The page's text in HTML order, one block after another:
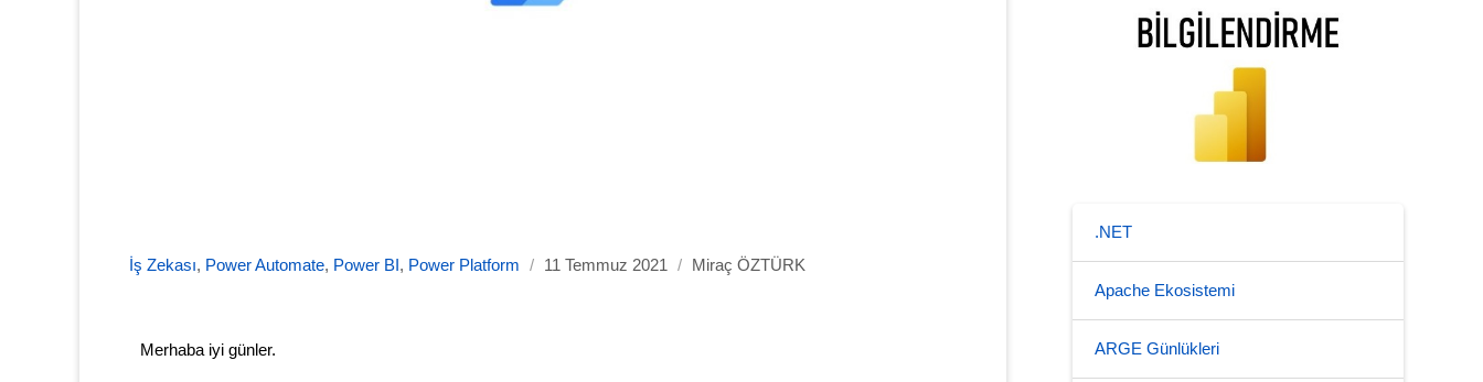
İş Zekası, Power Automate, Power BI, Power Platform / 11 Temmuz 2021 / Miraç ÖZTÜRK
Merhaba iyi günler.
.NET
Apache Ekosistemi
ARGE Günlükleri